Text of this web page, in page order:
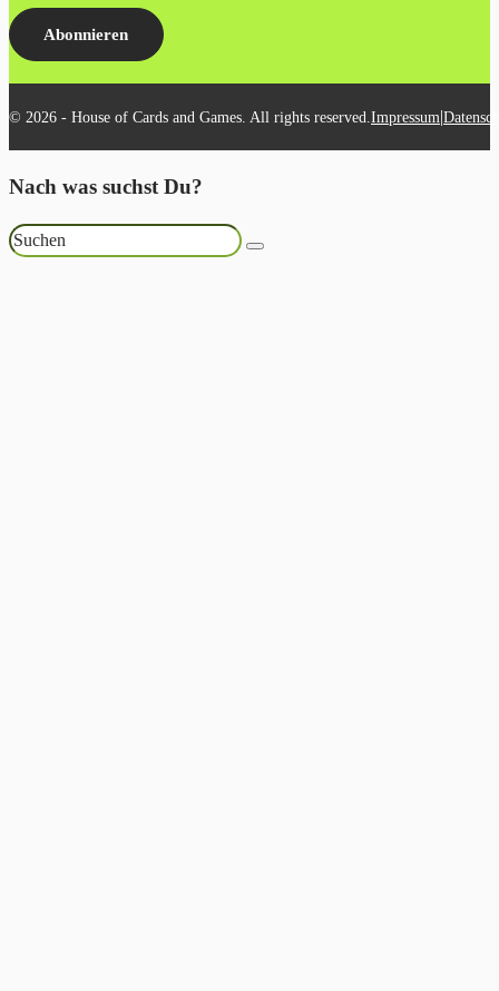
Abonnieren
© 2026 - House of Cards and Games. All rights reserved. Impressum|
Nach was suchst Du?
Suchen